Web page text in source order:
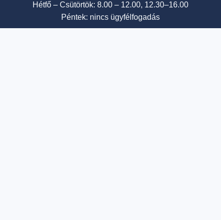
Hétfő – Csütörtök: 8.00 – 12.00, 12.30–16.00
Péntek: nincs ügyfélfogadás